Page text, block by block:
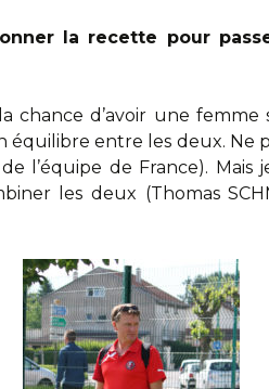
la recette pour
chance d’avoir une
entre les deux. Ne
l’équipe de France). Mais
les deux (Thomas